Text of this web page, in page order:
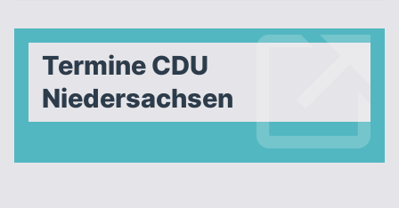
Termine CDU
Niedersachsen